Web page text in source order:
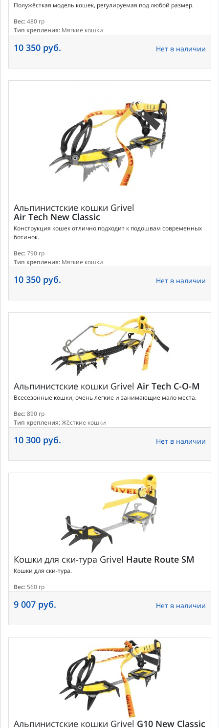
Полужёсткая модель кошек, регулируемая под любой размер.
Вес:480 гр
Тип крепления: Мягкие кошки
10 350 руб. Нет в наличии
Альпинистские кошки Grivel
Air Tech New Classic
Конструкция кошек отлично подходит к подошвам современных
ботинок.
Вес:790 гр
Тип крепления: Мягкие кошки
10 350 руб. Нет в наличии
Альпинистские кошки Grivel Air Tech C-O-M
Всесезонные кошки, очень лёгкие и занимающие мало места.
Вес:890 гр
Тип крепления:Жёсткие кошки
10 300 руб. Нет в наличии
Кошки для ски-тура Grivel Haute Route SM
Кошки для ски-тура.
Вес:560 гр
9 007 руб. Нет в наличии
Альпинистские кошки Grivel G10 New Classic